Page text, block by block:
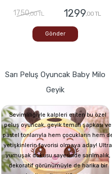
1750,00 TL 1299,00 TL
Gönder
Sarı Peluş Oyuncak Baby Milo
Geyik
Sevimliliğiyle kalpleri eriten bu özel
peluş oyuncak, geyik temalı şapkası ve
pastel tonlarıyla hem çocukların hem
yetişkinlerin favorisi olmaya aday! Ultra
yumuşak dokusu sayesinde sarılmalık,
dekoratif görünümüyle de harika bir